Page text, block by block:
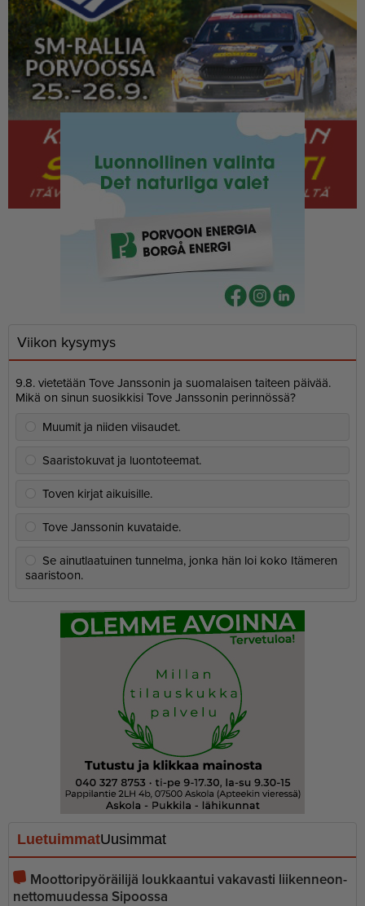
Viikon kysymys
9.8. vietetään Tove Janssonin ja suomalaisen taiteen päivää.
Mikä on sinun suosikkisi Tove Janssonin perinnössä?
Muumit ja niiden viisaudet.
Saaristokuvat ja luontoteemat.
Toven kirjat aikuisille.
Tove Janssonin kuvataide.
Se ainutlaatuinen tunnelma, jonka hän loi koko Itämeren
saaristoon.
LuetuimmatUusimmat
Moottoripyöräilijä loukkaantui vakavasti liiken­ne­on­
net­to­muudessa Sipoossa